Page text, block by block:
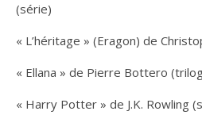
(série)
« L’héritage » (Eragon) de
« Ellana » de Pierre Bottero
« Harry Potter » de J.K. Rowling